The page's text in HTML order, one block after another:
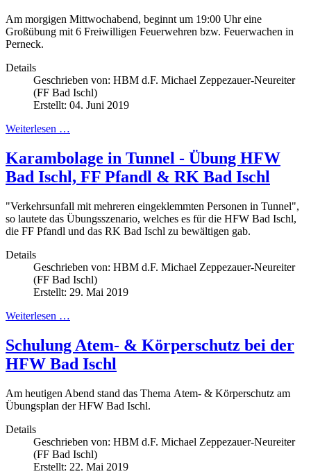
Am morgigen Mittwochabend, beginnt um 19:00 Uhr eine
Großübung mit 6 Freiwilligen Feuerwehren bzw. Feuerwachen in
Perneck.
Details
Geschrieben von: HBM d.F. Michael Zeppezauer-Neureiter
(FF Bad Ischl)
Erstellt: 04. Juni 2019
Weiterlesen …
Karambolage in Tunnel - Übung HFW
Bad Ischl, FF Pfandl & RK Bad Ischl
"Verkehrsunfall mit mehreren eingeklemmten Personen in Tunnel",
so lautete das Übungsszenario, welches es für die HFW Bad Ischl,
die FF Pfandl und das RK Bad Ischl zu bewältigen gab.
Details
Geschrieben von: HBM d.F. Michael Zeppezauer-Neureiter
(FF Bad Ischl)
Erstellt: 29. Mai 2019
Weiterlesen …
Schulung Atem- & Körperschutz bei der
HFW Bad Ischl
Am heutigen Abend stand das Thema Atem- & Körperschutz am
Übungsplan der HFW Bad Ischl.
Details
Geschrieben von: HBM d.F. Michael Zeppezauer-Neureiter
(FF Bad Ischl)
Erstellt: 22. Mai 2019